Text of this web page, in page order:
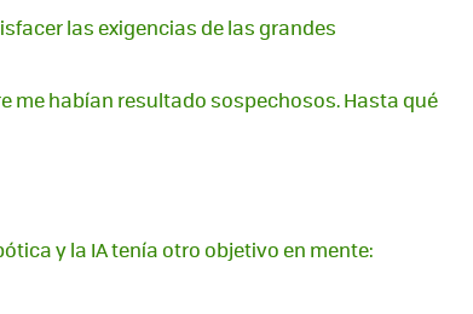
las exigencias de las grandes
me habían resultado sospechosos. Hasta qué
y la IA tenía otro objetivo en mente: